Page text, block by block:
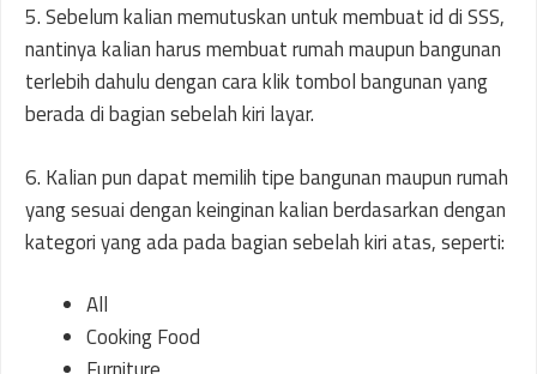
5. Sebelum kalian memutuskan untuk membuat id di SSS,
nantinya kalian harus membuat rumah maupun bangunan
terlebih dahulu dengan cara klik tombol bangunan yang
berada di bagian sebelah kiri layar.
6. Kalian pun dapat memilih tipe bangunan maupun rumah
yang sesuai dengan keinginan kalian berdasarkan dengan
kategori yang ada pada bagian sebelah kiri atas, seperti:
All
Cooking Food